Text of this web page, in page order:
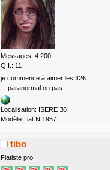
Messages: 4.200
Q.I.: 11
je commence à aimer les 126
....paranormal ou pas
Localisation: ISERE 38
Modèle: fiat N 1957
tibo
Fiatiste pro